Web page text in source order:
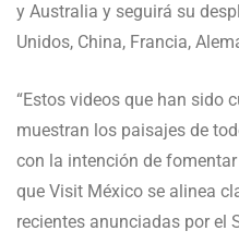
y Australia y seguirá su
Unidos, China, Francia,
“Estos videos que han sido
muestran los paisajes de
con la intención de
que Visit México se alinea
recientes anunciadas por el